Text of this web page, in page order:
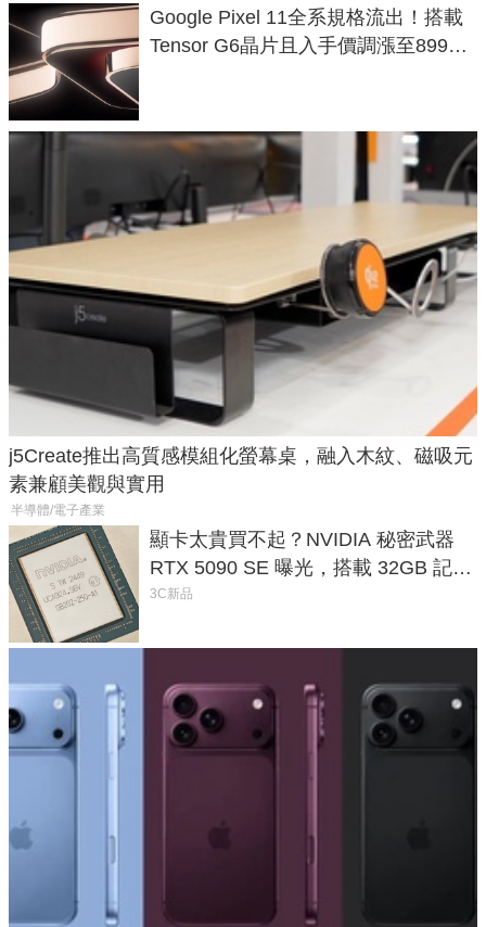
Google Pixel 11全系規格流出！搭載
Tensor G6晶片且入手價調漲至899美
j5Create推出高質感模組化螢幕桌，融入木紋、磁吸元
素兼顧美觀與實用
半導體/電子產業
顯卡太貴買不起？NVIDIA 秘密武器
RTX 5090 SE 曝光，搭載 32GB 記憶
體
3C新品